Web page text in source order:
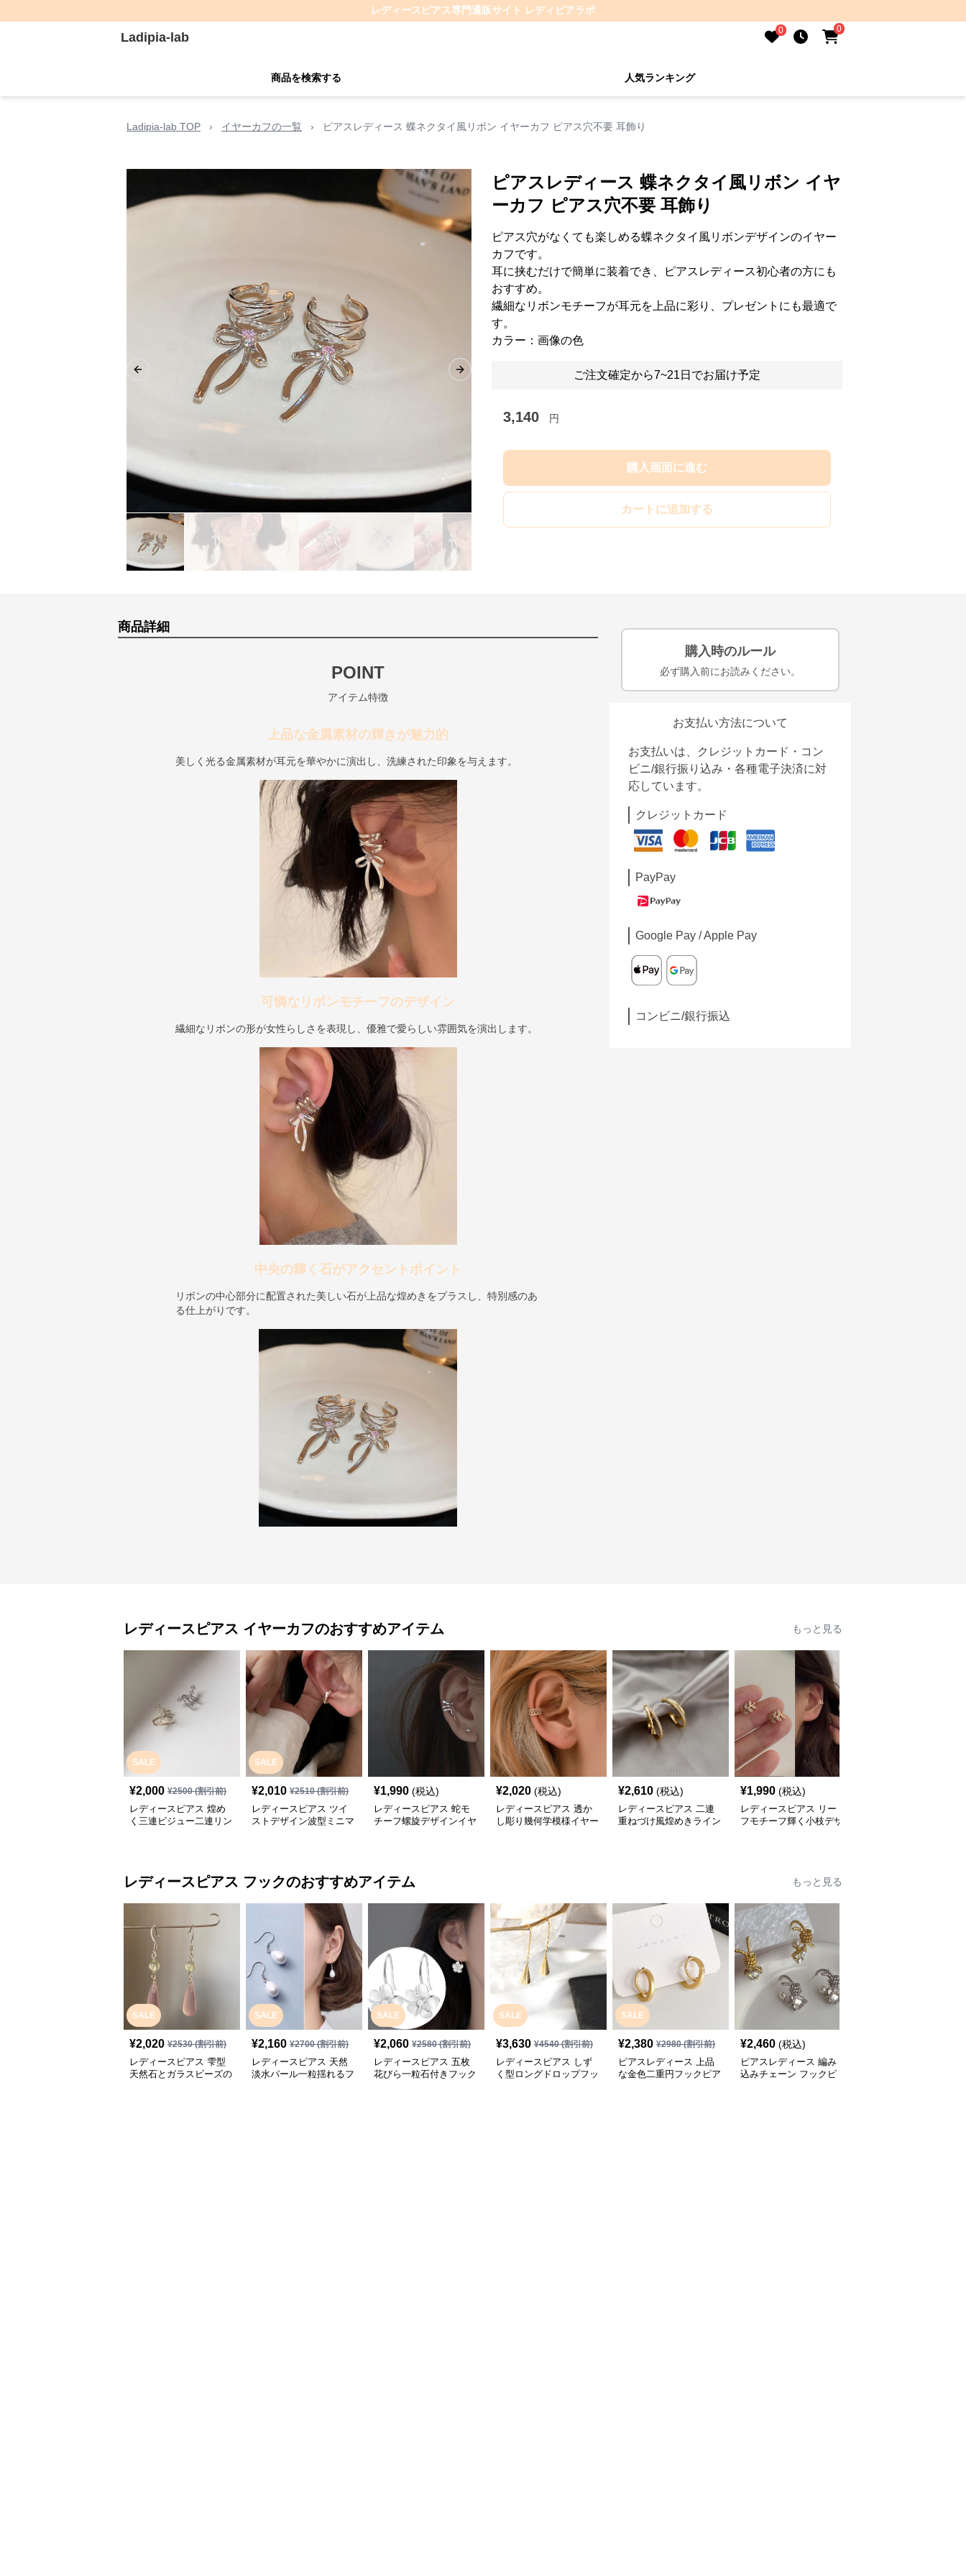
レディースピアス専門通販サイト レディピアラボ
Ladipia-lab 0 0
商品を検索する 人気ランキング
Ladipia-lab TOP › イヤーカフの一覧 › ピアスレディース 蝶ネクタイ風リボン イヤーカフ ピアス穴不要 耳飾り
Previous slide Next slide
ピアスレディース 蝶ネクタイ風リボン イヤ
ーカフ ピアス穴不要 耳飾り
ピアス穴がなくても楽しめる蝶ネクタイ風リボンデザインのイヤー
カフです。
耳に挟むだけで簡単に装着でき、ピアスレディース初心者の方にも
おすすめ。
繊細なリボンモチーフが耳元を上品に彩り、プレゼントにも最適で
す。
カラー：画像の色
ご注文確定から7~21日でお届け予定
3,140 円
購入画面に進む
カートに追加する
商品詳細
POINT
アイテム特徴
上品な金属素材の輝きが魅力的
美しく光る金属素材が耳元を華やかに演出し、洗練された印象を与えます。
可憐なリボンモチーフのデザイン
繊細なリボンの形が女性らしさを表現し、優雅で愛らしい雰囲気を演出します。
中央の輝く石がアクセントポイント
リボンの中心部分に配置された美しい石が上品な煌めきをプラスし、特別感のあ
る仕上がりです。
購入時のルール
必ず購入前にお読みください。
お支払い方法について
お支払いは、クレジットカード・コン
ビニ/銀行振り込み・各種電子決済に対
応しています。
クレジットカード
PayPay
Google Pay / Apple Pay
コンビニ/銀行振込
レディースピアス イヤーカフのおすすめアイテム もっと見る
SALE
¥2,000 ¥2500(割引前)
レディースピアス 煌め
く三連ビジュー二連リン
SALE
¥2,010 ¥2510(割引前)
レディースピアス ツイ
ストデザイン波型ミニマ
¥1,990 (税込)
レディースピアス 蛇モ
チーフ螺旋デザインイヤ
¥2,020 (税込)
レディースピアス 透か
し彫り幾何学模様イヤー
¥2,610 (税込)
レディースピアス 二連
重ねづけ風煌めきライン
¥1,990 (税込)
レディースピアス リー
フモチーフ輝く小枝デザ
レディースピアス フックのおすすめアイテム もっと見る
SALE
¥2,020 ¥2530(割引前)
レディースピアス 雫型
天然石とガラスビーズの
SALE
¥2,160 ¥2700(割引前)
レディースピアス 天然
淡水パール一粒揺れるフ
SALE
¥2,060 ¥2580(割引前)
レディースピアス 五枚
花びら一粒石付きフック
SALE
¥3,630 ¥4540(割引前)
レディースピアス しず
く型ロングドロップフッ
SALE
¥2,380 ¥2980(割引前)
ピアスレディース 上品
な金色二重円フックピア
¥2,460 (税込)
ピアスレディース 編み
込みチェーン フックピ